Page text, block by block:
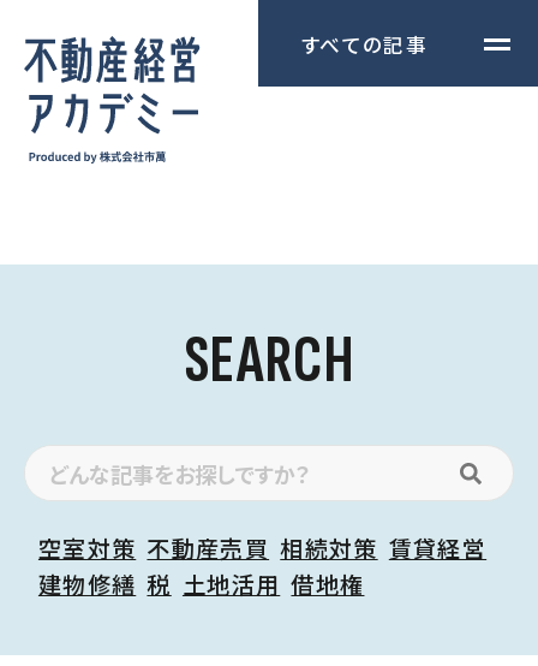
すべての記事
SEARCH
空室対策 不動産売買 相続対策 賃貸経営
建物修繕 税 土地活用 借地権